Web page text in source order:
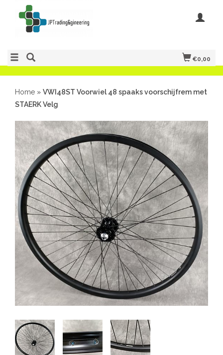
€0,00
Home » VWI48ST Voorwiel 48 spaaks voorschijfrem met
STAERK Velg